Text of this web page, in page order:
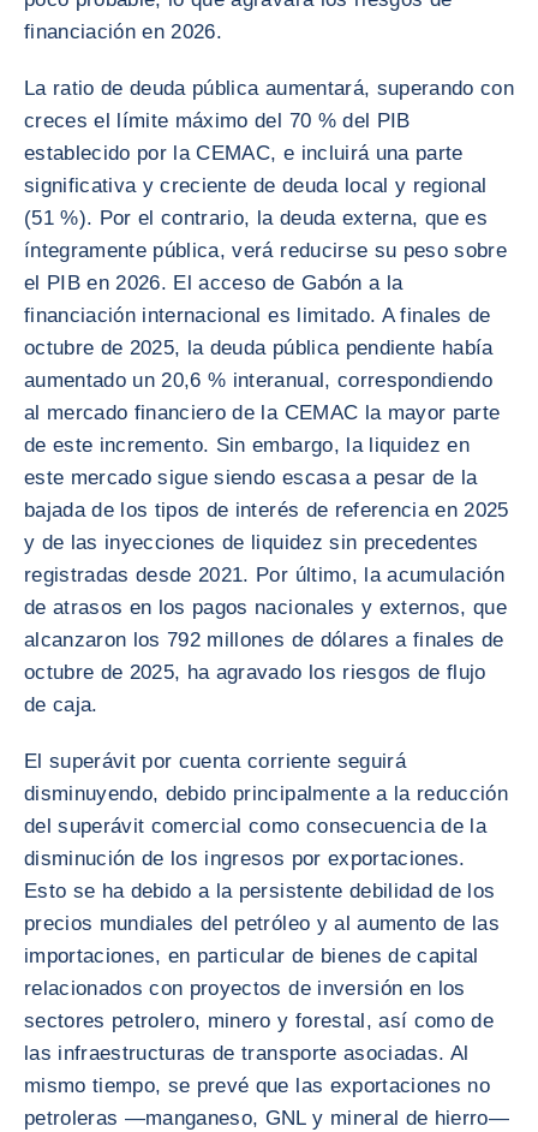
financiación en 2026.
La ratio de deuda pública aumentará, superando con
creces el límite máximo del 70 % del PIB
establecido por la CEMAC, e incluirá una parte
significativa y creciente de deuda local y regional
(51 %). Por el contrario, la deuda externa, que es
íntegramente pública, verá reducirse su peso sobre
el PIB en 2026. El acceso de Gabón a la
financiación internacional es limitado. A finales de
octubre de 2025, la deuda pública pendiente había
aumentado un 20,6 % interanual, correspondiendo
al mercado financiero de la CEMAC la mayor parte
de este incremento. Sin embargo, la liquidez en
este mercado sigue siendo escasa a pesar de la
bajada de los tipos de interés de referencia en 2025
y de las inyecciones de liquidez sin precedentes
registradas desde 2021. Por último, la acumulación
de atrasos en los pagos nacionales y externos, que
alcanzaron los 792 millones de dólares a finales de
octubre de 2025, ha agravado los riesgos de flujo
de caja.
El superávit por cuenta corriente seguirá
disminuyendo, debido principalmente a la reducción
del superávit comercial como consecuencia de la
disminución de los ingresos por exportaciones.
Esto se ha debido a la persistente debilidad de los
precios mundiales del petróleo y al aumento de las
importaciones, en particular de bienes de capital
relacionados con proyectos de inversión en los
sectores petrolero, minero y forestal, así como de
las infraestructuras de transporte asociadas. Al
mismo tiempo, se prevé que las exportaciones no
petroleras —manganeso, GNL y mineral de hierro—